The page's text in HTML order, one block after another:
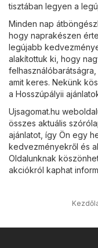
tisztában legyen a
Minden nap
hogy naprakészen
legújabb
alakítottuk ki, hogy
amit keres. Nekünk
a Hosszúpályii
Ujsagomat.hu
összes aktuális
ajánlatot, így Ön egy
kedvezményekről és
Oldalunknak
akciókról kaphat